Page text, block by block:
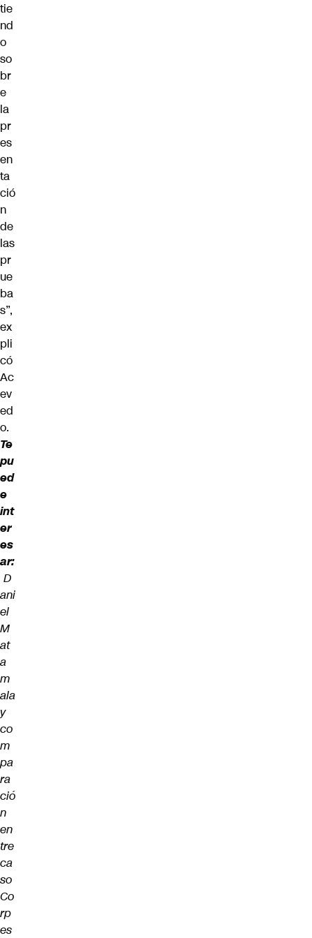
tie
nd
o
so
br
e
la
pr
es
en
ta
ció
n
de
las
pr
ue
ba
s”,
ex
pli
có
Ac
ev
ed
o.
Te
pu
ed
e
int
er
es
ar:
D
ani
el
M
at
a
m
ala
y
co
m
pa
ra
ció
n
en
tre
ca
so
Co
rp
es